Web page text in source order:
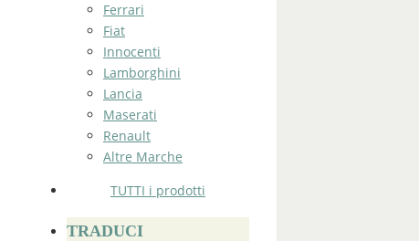
Ferrari
Fiat
Innocenti
Lamborghini
Lancia
Maserati
Renault
Altre Marche
TUTTI i prodotti
TRADUCI